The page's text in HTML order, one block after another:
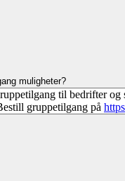
muligheter?
til bedrifter og
gruppetilgang på